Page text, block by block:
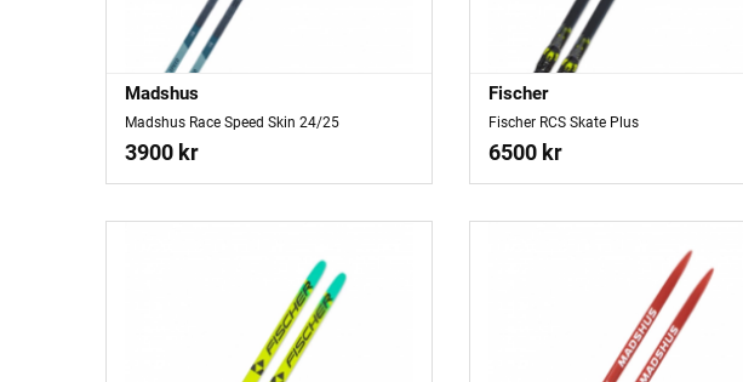
Madshus
Madshus Race Speed Skin 24/25
3900 kr
Fischer
Fischer RCS Skate Plus
6500 kr